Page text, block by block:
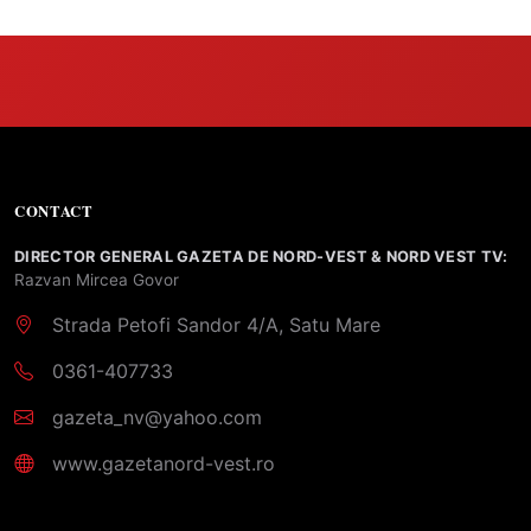
CONTACT
DIRECTOR GENERAL GAZETA DE NORD-VEST & NORD VEST TV:
Razvan Mircea Govor
Strada Petofi Sandor 4/A, Satu Mare
0361-407733
gazeta_nv@yahoo.com
www.gazetanord-vest.ro